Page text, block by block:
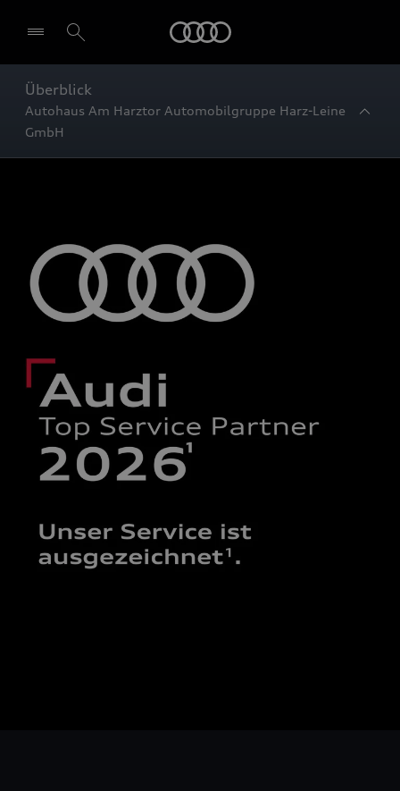
Überblick
Autohaus Am Harztor Automobilgruppe Harz-Leine
GmbH